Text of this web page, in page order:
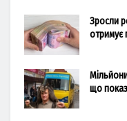
Зросли
отримує
що